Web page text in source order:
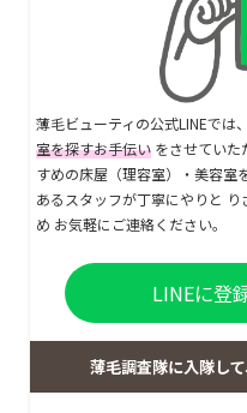
薄毛ビューティの公式LINEでは、
室を探すお手伝い をさせていた
すめの床屋（理容室）・美容室
あるスタッフが丁寧にやりと
め お気軽にご連絡ください。
LINEに登
薄毛調査隊に入隊し